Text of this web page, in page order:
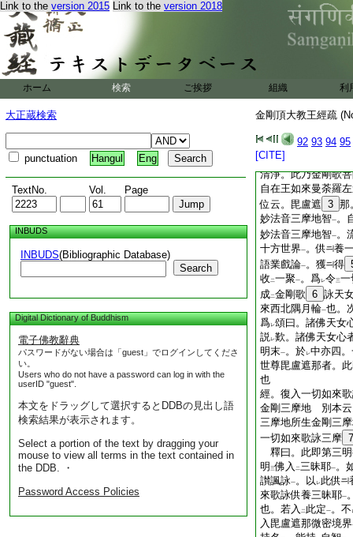
Link to the version 2015 Link to the version 2018
ホーム 検索 ご挨拶 組織 利
大正蔵検索
punctuation Hangul Eng
TextNo. Vol. Page
INBUDS
INBUDS(Bibliographic Database)
Search
Digital Dictionary of Buddhism
電子佛教辭典
パスワードがない場合は「guest」でログインしてくださ
い。
Users who do not have a password can log in with the
userID "guest".
本文をドラッグして選択するとDDBの見出し語
検索結果が表示されます。
Select a portion of the text by dragging your
mouse to view all terms in the text contained in
the DDB. ・
Password Access Policies
金剛頂大教王經疏
92 93 94 95
[CITE]
レ
一切依上 。故云
經。爾時世尊毘盧
世尊毘盧遮那一舊
來偈頌三摩地智也
毘盧遮那佛。於 内
摩地心一。發二歌讃
十四種梵音
樂
聞二簫琴箜篌一
。
事
一
也。法利言説。
清淨。此乃金剛歌
自在王如來曼荼羅
位云。毘盧遮 3 那
妙法音三摩地智一。
妙法音三摩地智一。
十方世界一。供
養
語業戲論一。獲 得
收 二一聚一。爲レ令三一
成二金剛歌 6 詠天
來西北隅月輪一也。
爲レ頌曰。諸佛天女
説レ歎。諸佛天女心
明末一。於レ中亦四
世尊毘盧遮那者。
也
經。復入一切如來
金剛三摩地 別本云
三摩地所生金剛三
一切如來歌詠三摩 7
釋曰。此即第三
明 三佛入 二三昧耶一。
讃諷詠一。以 レ此供
來歌詠供養三昧耶一
也。若入 二 此定一。不
入毘盧遮那微密境界